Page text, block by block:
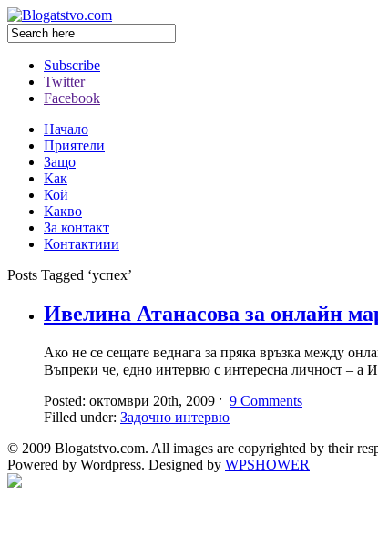
Subscribe
Twitter
Facebook
Начало
Приятели
Защо
Как
Кой
Какво
За контакт
Контактиии
Posts Tagged ‘успех’
Ивелина Атанасова за онлайн
Ако не се сещате веднага за пряка връзка между
Въпреки че, едно интервю с интересна личност – а
Posted: октомври 20th, 2009 ˑ 9 Comments
Filled under: Задочно интервю
© 2009 Blogatstvo.com. All images are copyrighted by their
Powered by Wordpress. Designed by WPSHOWER